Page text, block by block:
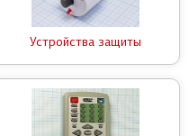
Устройства защиты